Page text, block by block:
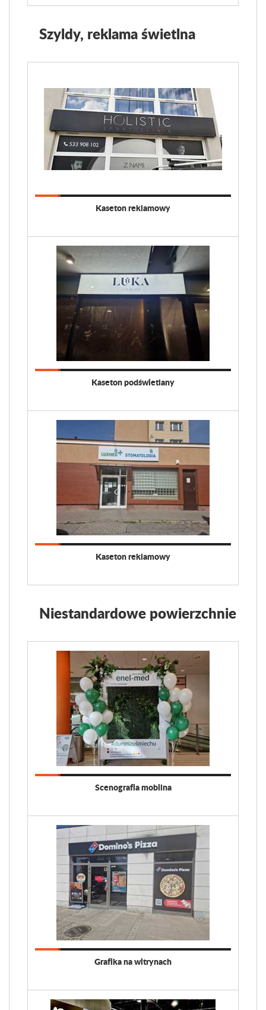
Szyldy, reklama świetlna
Kaseton reklamowy
Kaseton podświetlany
Kaseton reklamowy
Niestandardowe powierzchnie
Scenografia mobilna
Grafika na witrynach